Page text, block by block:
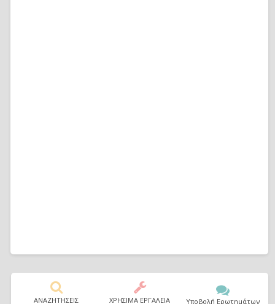
ΑΝΑΖΗΤΗΣΕΙΣ ΧΡΗΣΙΜΑ ΕΡΓΑΛΕΙΑ Υποβολή Ερωτημάτων